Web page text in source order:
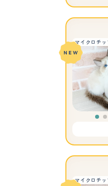
マイクロチッ
NEW
マイクロチッ